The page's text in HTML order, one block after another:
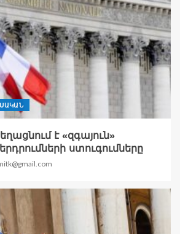
է «զգայուն»
ստուգումները